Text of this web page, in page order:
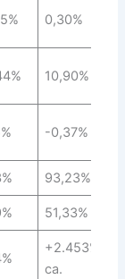
0,30%
10,90%
-0,37%
93,23%
51,33%
+2.453%
ca.